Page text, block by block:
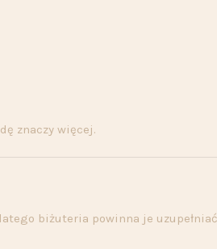
znaczy więcej.
biżuteria powinna je